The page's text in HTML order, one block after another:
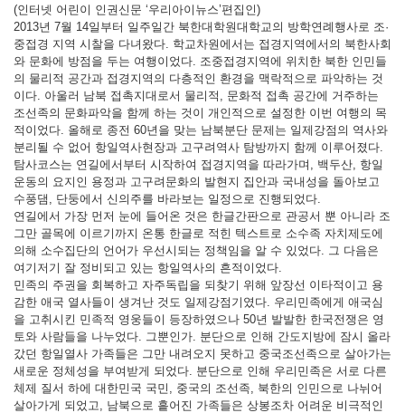
(인터넷 어린이 인권신문 ‘우리아이뉴스’편집인)
2013년 7월 14일부터 일주일간 북한대학원대학교의 방학연례행사로 조·
중접경 지역 시찰을 다녀왔다. 학교차원에서는 접경지역에서의 북한사회
와 문화에 방점을 두는 여행이었다. 조중접경지역에 위치한 북한 인민들
의 물리적 공간과 접경지역의 다층적인 환경을 맥락적으로 파악하는 것
이다. 아울러 남북 접촉지대로서 물리적, 문화적 접촉 공간에 거주하는
조선족의 문화파악을 함께 하는 것이 개인적으로 설정한 이번 여행의 목
적이었다. 올해로 종전 60년을 맞는 남북분단 문제는 일제강점의 역사와
분리될 수 없어 항일역사현장과 고구려역사 탐방까지 함께 이루어졌다.
탐사코스는 연길에서부터 시작하여 접경지역을 따라가며, 백두산, 항일
운동의 요지인 용정과 고구려문화의 발현지 집안과 국내성을 돌아보고
수풍댐, 단둥에서 신의주를 바라보는 일정으로 진행되었다.
연길에서 가장 먼저 눈에 들어온 것은 한글간판으로 관공서 뿐 아니라 조
그만 골목에 이르기까지 온통 한글로 적힌 텍스트로 소수족 자치제도에
의해 소수집단의 언어가 우선시되는 정책임을 알 수 있었다. 그 다음은
여기저기 잘 정비되고 있는 항일역사의 흔적이었다.
민족의 주권을 회복하고 자주독립을 되찾기 위해 앞장선 이타적이고 용
감한 애국 열사들이 생겨난 것도 일제강점기였다. 우리민족에게 애국심
을 고취시킨 민족적 영웅들이 등장하였으나 50년 발발한 한국전쟁은 영
토와 사람들을 나누었다. 그뿐인가. 분단으로 인해 간도지방에 잠시 올라
갔던 항일열사 가족들은 그만 내려오지 못하고 중국조선족으로 살아가는
새로운 정체성을 부여받게 되었다. 분단으로 인해 우리민족은 서로 다른
체제 질서 하에 대한민국 국민, 중국의 조선족, 북한의 인민으로 나뉘어
살아가게 되었고, 남북으로 흩어진 가족들은 상봉조차 어려운 비극적인